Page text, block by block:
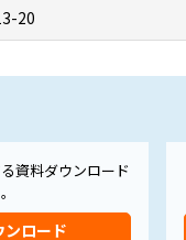
20
資料ダウンロード
ンロード